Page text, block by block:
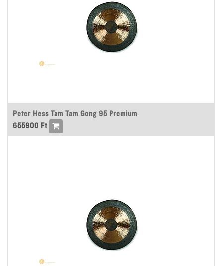
Peter Hess Tam Tam Gong 95 Premium
655900 Ft